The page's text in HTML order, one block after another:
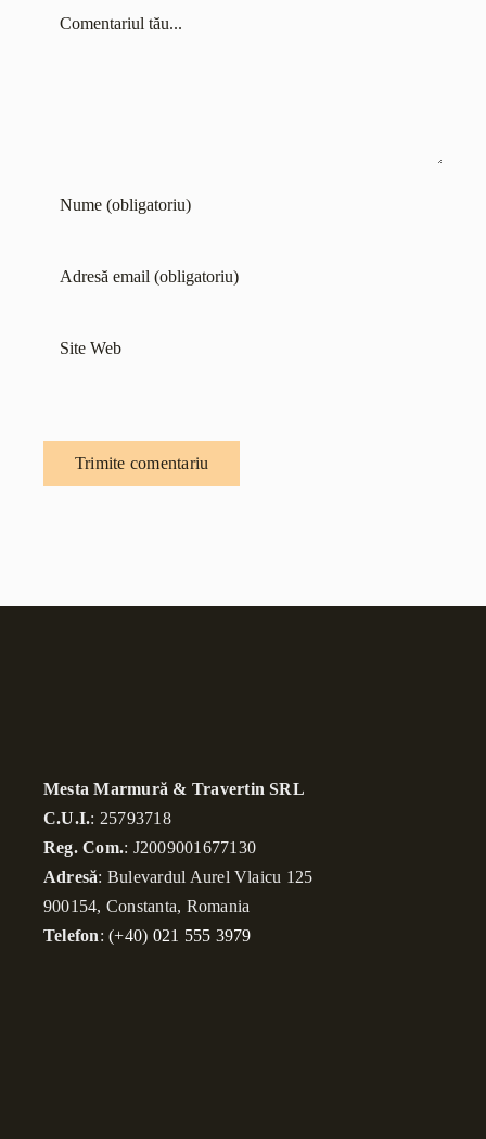
Comentariu
Mesta Marmură & Travertin SRL
C.U.I.: 25793718
Reg. Com.: J2009001677130
Adresă: Bulevardul Aurel Vlaicu 125
900154, Constanta, Romania
Telefon:(+40) 021 555 3979